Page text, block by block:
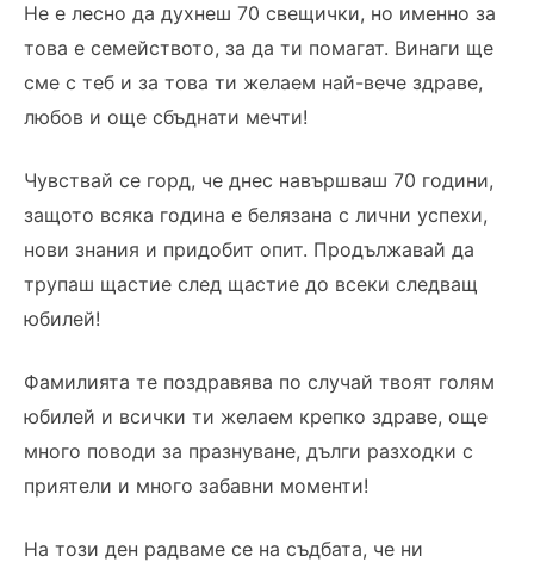
Не е лесно да духнеш 70 свещички, но именно за
това е семейството, за да ти помагат. Винаги ще
сме с теб и за това ти желаем най-вече здраве,
любов и още сбъднати мечти!
Чувствай се горд, че днес навършваш 70 години,
защото всяка година е белязана с лични успехи,
нови знания и придобит опит. Продължавай да
трупаш щастие след щастие до всеки следващ
юбилей!
Фамилията те поздравява по случай твоят голям
юбилей и всички ти желаем крепко здраве, още
много поводи за празнуване, дълги разходки с
приятели и много забавни моменти!
На този ден радваме се на съдбата, че ни